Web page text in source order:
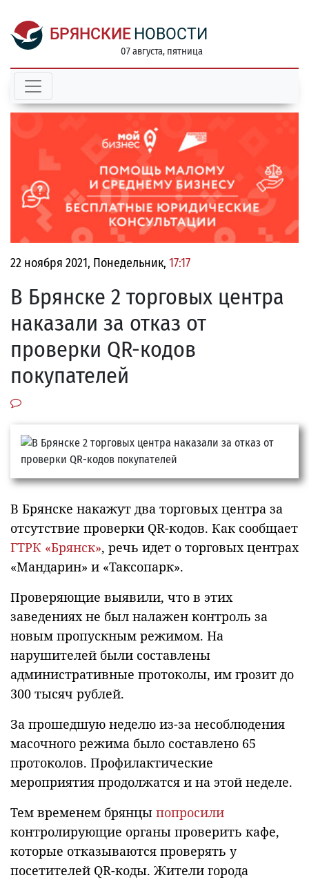
БРЯНСКИЕ НОВОСТИ
07 августа, пятница
22 ноября 2021, Понедельник, 17:17
В Брянске 2 торговых центра
наказали за отказ от
проверки QR-кодов
покупателей
В Брянске накажут два торговых центра за
отсутствие проверки QR-кодов. Как сообщает
ГТРК «Брянск», речь идет о торговых центрах
«Мандарин» и «Таксопарк».
Проверяющие выявили, что в этих
заведениях не был налажен контроль за
новым пропускным режимом. На
нарушителей были составлены
административные протоколы, им грозит до
300 тысяч рублей.
За прошедшую неделю из-за несоблюдения
масочного режима было составлено 65
протоколов. Профилактические
мероприятия продолжатся и на этой неделе.
Тем временем брянцы попросили
контролирующие органы проверить кафе,
которые отказываются проверять у
посетителей QR-коды. Жители города